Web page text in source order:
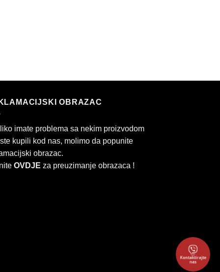
OBRAZAC
imate problema sa nekim proizvodom
kupili kod nas, molimo da popunite
obrazac.
OVDJE za preuzimanje obrazaca !
Kontaktirajte
nas